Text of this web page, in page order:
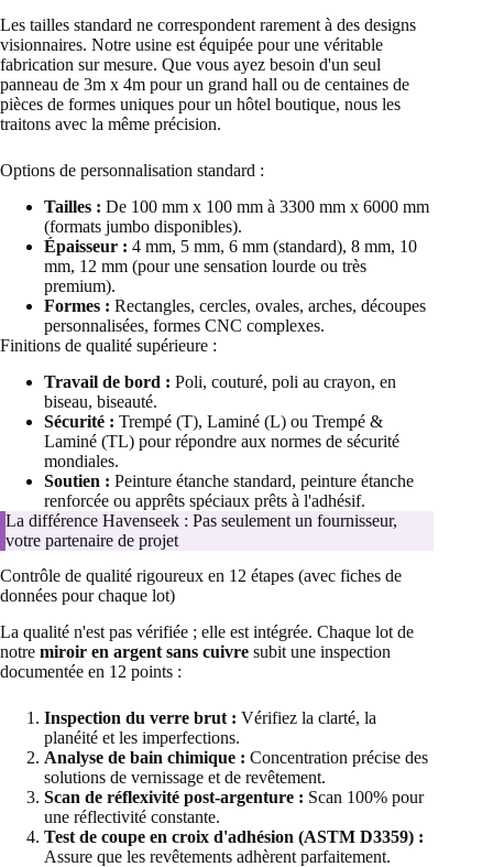
Les tailles standard ne correspondent rarement à des designs
visionnaires. Notre usine est équipée pour une véritable
fabrication sur mesure. Que vous ayez besoin d'un seul
panneau de 3m x 4m pour un grand hall ou de centaines de
pièces de formes uniques pour un hôtel boutique, nous les
traitons avec la même précision.
Options de personnalisation standard :
Tailles : De 100 mm x 100 mm à 3300 mm x 6000 mm
(formats jumbo disponibles).
Épaisseur : 4 mm, 5 mm, 6 mm (standard), 8 mm, 10
mm, 12 mm (pour une sensation lourde ou très
premium).
Formes : Rectangles, cercles, ovales, arches, découpes
personnalisées, formes CNC complexes.
Finitions de qualité supérieure :
Travail de bord : Poli, couturé, poli au crayon, en
biseau, biseauté.
Sécurité : Trempé (T), Laminé (L) ou Trempé &
Laminé (TL) pour répondre aux normes de sécurité
mondiales.
Soutien : Peinture étanche standard, peinture étanche
renforcée ou apprêts spéciaux prêts à l'adhésif.
La différence Havenseek : Pas seulement un fournisseur,
votre partenaire de projet
Contrôle de qualité rigoureux en 12 étapes (avec fiches de
données pour chaque lot)
La qualité n'est pas vérifiée ; elle est intégrée. Chaque lot de
notre miroir en argent sans cuivre subit une inspection
documentée en 12 points :
Inspection du verre brut : Vérifiez la clarté, la
planéité et les imperfections.
Analyse de bain chimique : Concentration précise des
solutions de vernissage et de revêtement.
Scan de réflexivité post-argenture : Scan 100% pour
une réflectivité constante.
Test de coupe en croix d'adhésion (ASTM D3359) :
Assure que les revêtements adhèrent parfaitement.